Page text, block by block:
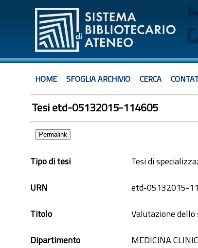
HOME SFOGLIA ARCHIVIO CERCA
Tesi etd-05132015-114605
Permalink
Tipo di tesi
Tesi di
URN
etd-05132015-
Titolo
Valutazione
Dipartimento
MEDICINA